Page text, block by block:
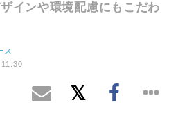
インや環境配慮にもこだわ
ス